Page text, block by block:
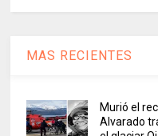
MAS RECIENTES
Murió el
Alvarado